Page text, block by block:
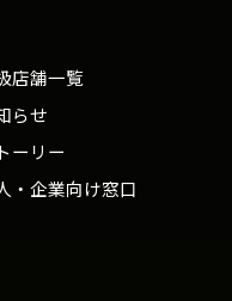
店舗一覧
らせ
ーリー
・企業向け窓口